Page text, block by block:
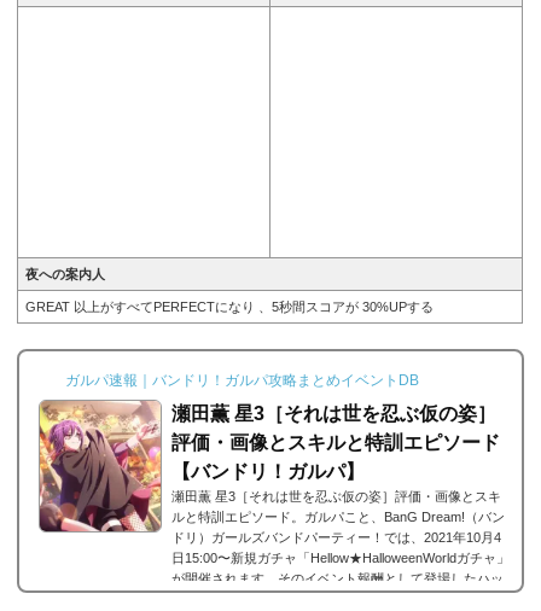
夜への案内人
GREAT 以上がすべてPERFECTになり 、5秒間スコアが 30%UPする
ガルパ速報｜バンドリ！ガルパ攻略まとめイベントDB
瀬田薫 星3［それは世を忍ぶ仮の姿］
評価・画像とスキルと特訓エピソード
【バンドリ！ガルパ】
瀬田薫 星3［それは世を忍ぶ仮の姿］評価・画像とスキ
ルと特訓エピソード。ガルパこと、BanG Dream!（バン
ドリ）ガールズバンドパーティー！では、2021年10月4
日15:00〜新規ガチャ「Hellow★HalloweenWorldガチャ」
が開催されます。そのイベント報酬として登場したハッ